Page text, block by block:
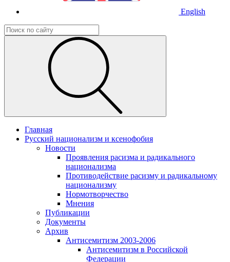
English
Главная
Русский национализм и ксенофобия
Новости
Проявления расизма и радикального
национализма
Противодействие расизму и радикальному
национализму
Нормотворчество
Мнения
Публикации
Документы
Архив
Антисемитизм 2003-2006
Антисемитизм в Российской
Федерации